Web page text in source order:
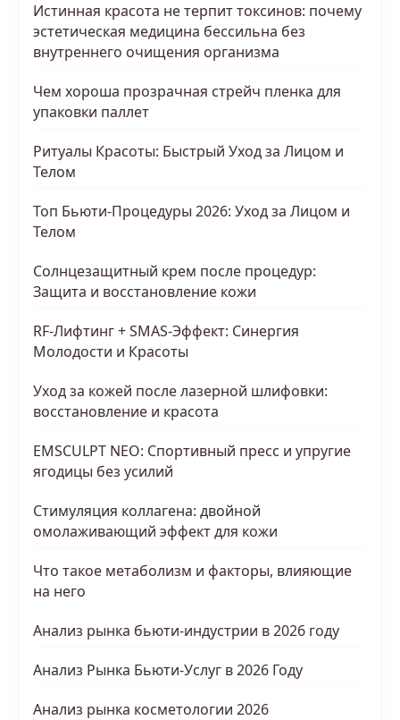
Истинная красота не терпит токсинов: почему
эстетическая медицина бессильна без
внутреннего очищения организма
Чем хороша прозрачная стрейч пленка для
упаковки паллет
Ритуалы Красоты: Быстрый Уход за Лицом и
Телом
Топ Бьюти-Процедуры 2026: Уход за Лицом и
Телом
Солнцезащитный крем после процедур:
Защита и восстановление кожи
RF-Лифтинг + SMAS-Эффект: Синергия
Молодости и Красоты
Уход за кожей после лазерной шлифовки:
восстановление и красота
EMSCULPT NEO: Спортивный пресс и упругие
ягодицы без усилий
Стимуляция коллагена: двойной
омолаживающий эффект для кожи
Что такое метаболизм и факторы, влияющие
на него
Анализ рынка бьюти-индустрии в 2026 году
Анализ Рынка Бьюти-Услуг в 2026 Году
Анализ рынка косметологии 2026